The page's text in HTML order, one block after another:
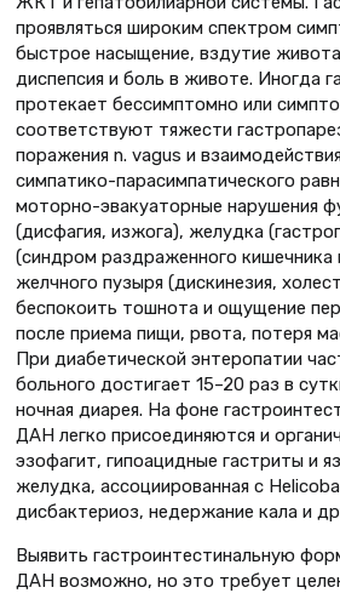
проявляться широким спектром
быстрое насыщение, вздутие
диспепсия и боль в животе. Иногда
протекает бессимптомно или
соответствуют тяжести
поражения n. vagus и
симпатико-парасимпатического
моторно-эвакуаторные нарушения
(дисфагия, изжога), желудка
(синдром раздраженного кишечника
желчного пузыря (дискинезия,
беспокоить тошнота и ощущение
после приема пищи, рвота, потеря
При диабетической энтеропатии
больного достигает 15–20 раз в
ночная диарея. На фоне
ДАН легко присоединяются и
эзофагит, гипоацидные гастриты и
желудка, ассоциированная с
дисбактериоз, недержание кала и
Выявить гастроинтестинальную
ДАН возможно, но это требует